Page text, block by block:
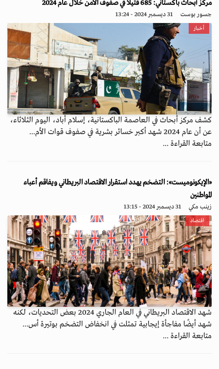
مركز أبحاث باكستاني: 685 قتيلاً في صفوف الأمن خلال عام 2024
جسور بوست 31 ديسمبر 2024 - 13:24
أخبار
كشف مركز أبحاث في العاصمة الباكستانية، إسلام أباد، اليوم الثلاثاء،
عن أن عام 2024 شهد أكبر خسائر بشرية في صفوف قوات الأم...
متابعة القراءة ...
«الإيكونوميست»: التضخم يهدد استقرار الاقتصاد البريطاني ويفاقم أعباء
المواطنين
زينب مكي 31 ديسمبر 2024 - 13:15
اقتصاد
شهد الاقتصاد البريطاني في العام الجاري 2024 بعض التحديات، لكنه
شهد أيضًا مفاجأة إيجابية تمثلت في انخفاض التضخم بوتيرة أس...
متابعة القراءة ...